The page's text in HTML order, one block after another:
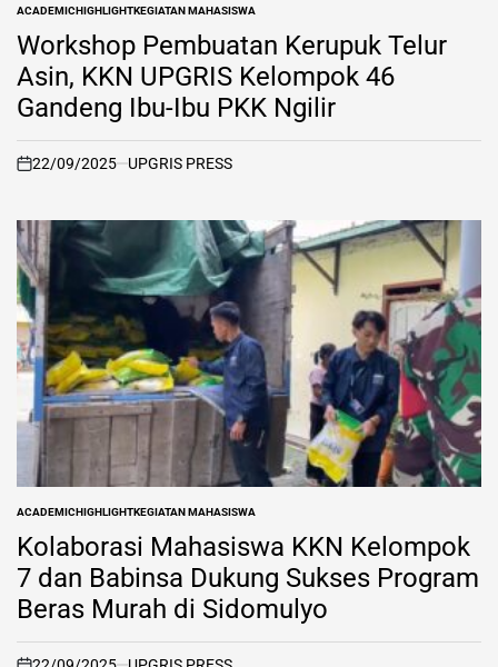
POSTED
IN
ACADEMICHIGHLIGHTKEGIATAN MAHASISWA
Workshop Pembuatan Kerupuk Telur
Asin, KKN UPGRIS Kelompok 46
Gandeng Ibu-Ibu PKK Ngilir
on
22/09/2025 UPGRIS PRESS
POSTED
IN
ACADEMICHIGHLIGHTKEGIATAN MAHASISWA
Kolaborasi Mahasiswa KKN Kelompok
7 dan Babinsa Dukung Sukses Program
Beras Murah di Sidomulyo